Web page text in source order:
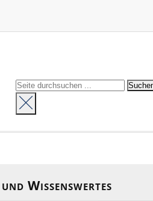
Wissenswertes